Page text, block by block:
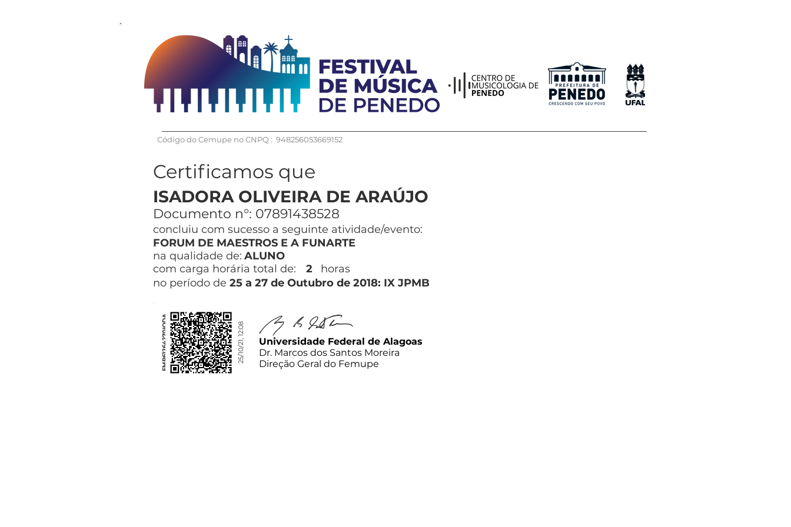
Código do Cemupe no CNPQ : 948256053669152
Certificamos que
ISADORA OLIVEIRA DE ARAÚJO
Documento n°: 07891438528
concluiu com sucesso a seguinte atividade/evento:
FORUM DE MAESTROS E A FUNARTE
na qualidade de: ALUNO
com carga horária total de:
2
horas
no período de 25 a 27 de Outubro de 2018: IX JPMB
FMP61264270IODA 25/10/21, 12:08
Universidade Federal de Alagoas
Dr. Marcos dos Santos Moreira
Direção Geral do Femupe